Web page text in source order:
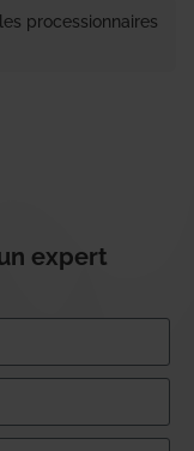
processionnaires
expert